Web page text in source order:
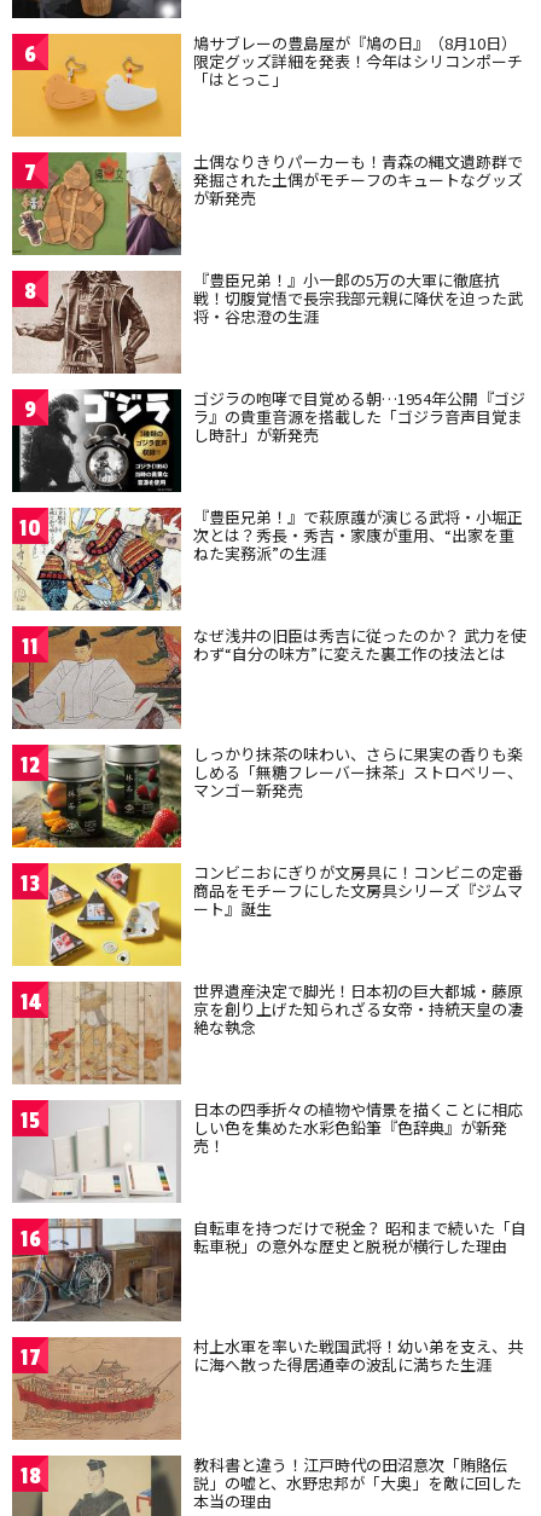
6 鳩サブレーの豊島屋が『鳩の日』（8月10日）
限定グッズ詳細を発表！今年はシリコンポーチ
「はとっこ」
7 土偶なりきりパーカーも！青森の縄文遺跡群で
発掘された土偶がモチーフのキュートなグッズ
が新発売
8 『豊臣兄弟！』小一郎の5万の大軍に徹底抗
戦！切腹覚悟で長宗我部元親に降伏を迫った武
将・谷忠澄の生涯
9 ゴジラの咆哮で目覚める朝…1954年公開『ゴジ
ラ』の貴重音源を搭載した「ゴジラ音声目覚ま
し時計」が新発売
10 『豊臣兄弟！』で萩原護が演じる武将・小堀正
次とは？秀長・秀吉・家康が重用、“出家を重
ねた実務派”の生涯
11 なぜ浅井の旧臣は秀吉に従ったのか？ 武力を使
わず“自分の味方”に変えた裏工作の技法とは
12 しっかり抹茶の味わい、さらに果実の香りも楽
しめる「無糖フレーバー抹茶」ストロベリー、
マンゴー新発売
13 コンビニおにぎりが文房具に！コンビニの定番
商品をモチーフにした文房具シリーズ『ジムマ
ート』誕生
14 世界遺産決定で脚光！日本初の巨大都城・藤原
京を創り上げた知られざる女帝・持統天皇の凄
絶な執念
15 日本の四季折々の植物や情景を描くことに相応
しい色を集めた水彩色鉛筆『色辞典』が新発
売！
16 自転車を持つだけで税金？ 昭和まで続いた「自
転車税」の意外な歴史と脱税が横行した理由
17 村上水軍を率いた戦国武将！幼い弟を支え、共
に海へ散った得居通幸の波乱に満ちた生涯
18 教科書と違う！江戸時代の田沼意次「賄賂伝
説」の嘘と、水野忠邦が「大奥」を敵に回した
本当の理由